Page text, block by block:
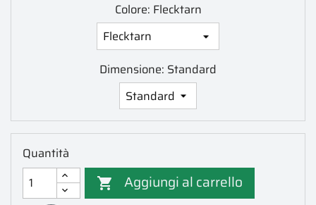
Colore: Flecktarn
Dimensione: Standard
Quantità
 Aggiungi al carrello